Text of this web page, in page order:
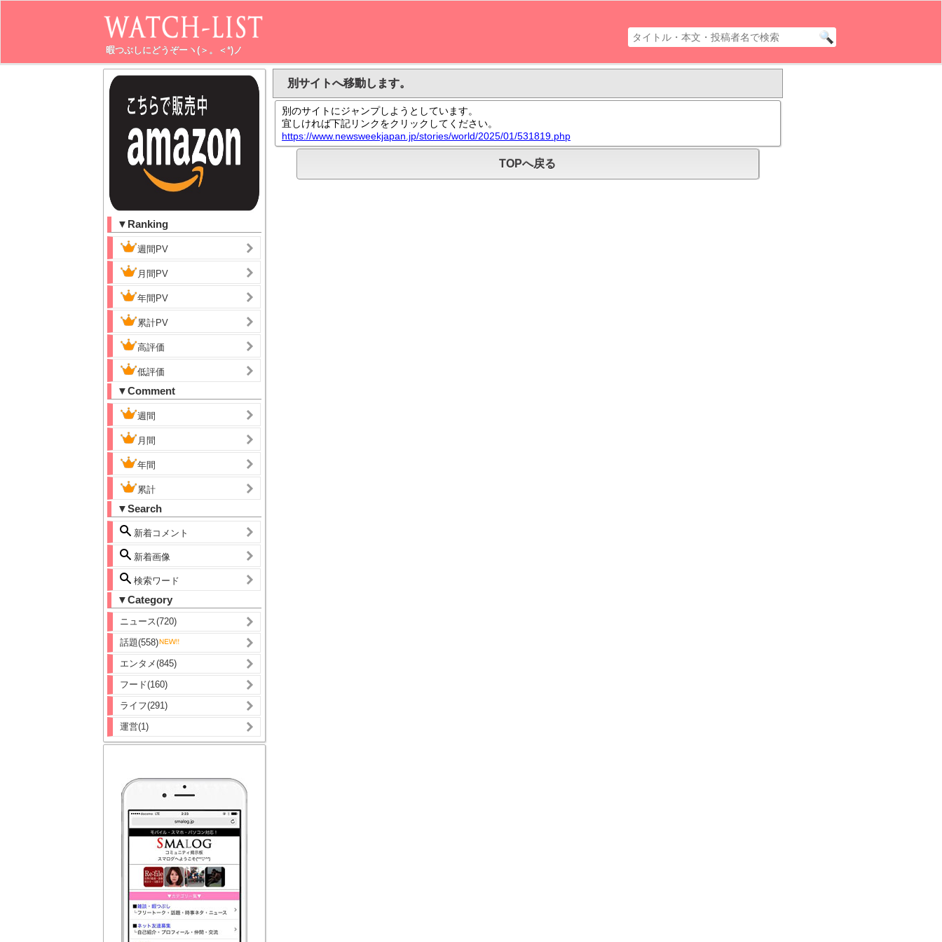
暇つぶしにどうぞーヽ(＞。＜*)ノ
▼Ranking
週間PV
月間PV
年間PV
累計PV
高評価
低評価
▼Comment
週間
月間
年間
累計
▼Search
新着コメント
新着画像
検索ワード
▼Category
ニュース(720)
話題(558)
エンタメ(845)
フード(160)
ライフ(291)
運営(1)
別サイトへ移動します。
別のサイトにジャンプしようとしています。
宜しければ下記リンクをクリックしてください。
https://www.newsweekjapan.jp/stories/world/2025/01/531819.php
TOPへ戻る